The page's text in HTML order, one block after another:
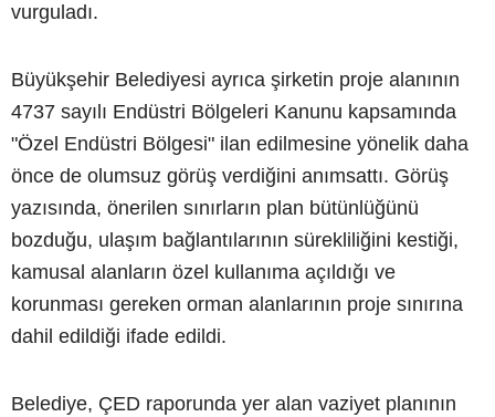
vurguladı.
Büyükşehir Belediyesi ayrıca şirketin proje alanının
4737 sayılı Endüstri Bölgeleri Kanunu kapsamında
"Özel Endüstri Bölgesi" ilan edilmesine yönelik daha
önce de olumsuz görüş verdiğini anımsattı. Görüş
yazısında, önerilen sınırların plan bütünlüğünü
bozduğu, ulaşım bağlantılarının sürekliliğini kestiği,
kamusal alanların özel kullanıma açıldığı ve
korunması gereken orman alanlarının proje sınırına
dahil edildiği ifade edildi.
Belediye, ÇED raporunda yer alan vaziyet planının